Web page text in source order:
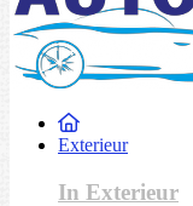
Exterieur
In Exterieur